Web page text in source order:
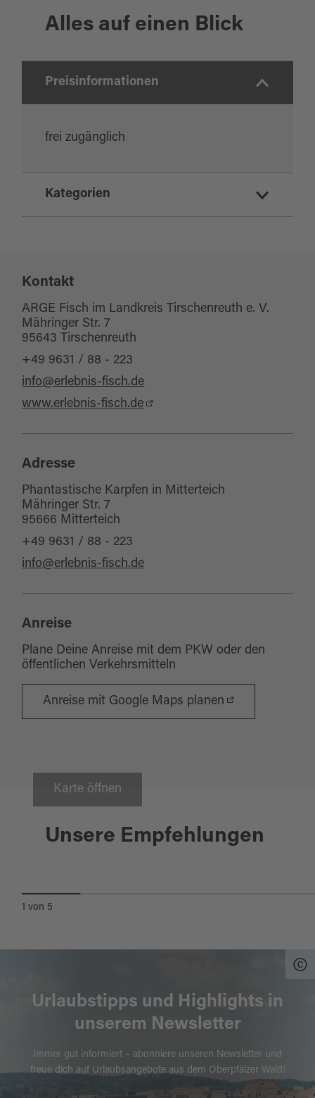
Alles auf einen Blick
Preisinformationen
frei zugänglich
Kategorien
Kontakt
ARGE Fisch im Landkreis Tirschenreuth e. V.
Mähringer Str. 7
95643 Tirschenreuth
+49 9631 / 88 - 223
info@erlebnis-fisch.de
www.erlebnis-fisch.de
Adresse
Phantastische Karpfen in Mitterteich
Mähringer Str. 7
95666 Mitterteich
+49 9631 / 88 - 223
info@erlebnis-fisch.de
Anreise
Plane Deine Anreise mit dem PKW oder den
öffentlichen Verkehrsmitteln
Anreise mit Google Maps planen
Karte öffnen
Unsere Empfehlungen
Wiesau
TEICHLANDSCHAFT UND
1 von 5
Urlaubstipps und Highlights in
unserem Newsletter
Immer gut informiert – abonniere unseren Newsletter und
freue dich auf Urlaubsangebote aus dem Oberpfälzer Wald!